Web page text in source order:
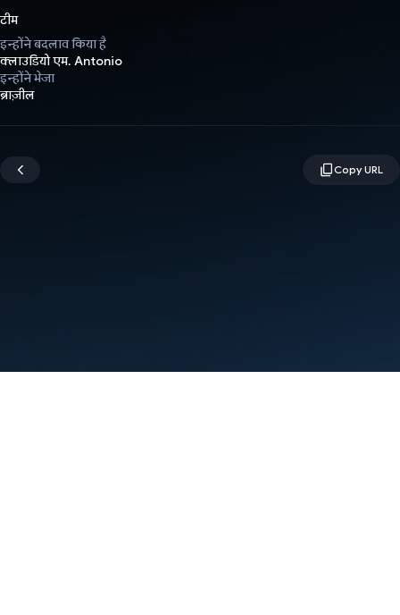
टीम
इन्होंने बदलाव किया है
क्लाउडियो एम. Antonio
इन्होंने भेजा
ब्राज़ील